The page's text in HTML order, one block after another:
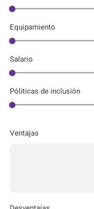
Equipamiento
Salario
Póliticas de inclusión
Ventajas